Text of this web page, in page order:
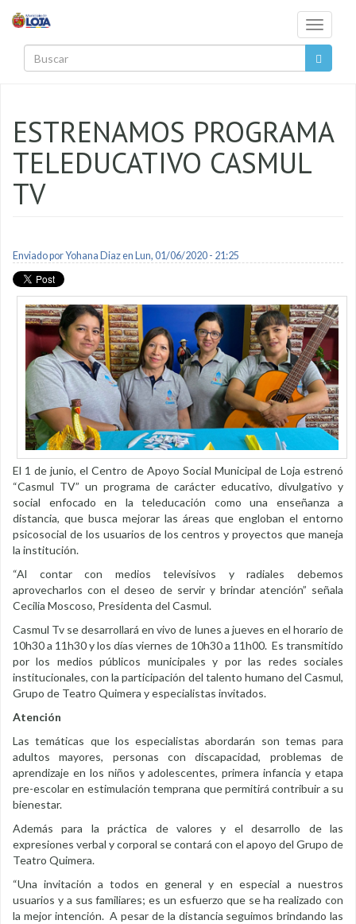
Toggle
ESTRENAMOS PROGRAMA
TELEDUCATIVO CASMUL
TV
Enviado porYohana Diazen Lun, 01/06/2020 - 21:25
El 1 de junio, el Centro de Apoyo Social Municipal de Loja estrenó
“Casmul TV” un programa de carácter educativo, divulgativo y
social enfocado en la teleducación como una enseñanza a
distancia, que busca mejorar las áreas que engloban el entorno
psicosocial de los usuarios de los centros y proyectos que maneja
la institución.
“Al contar con medios televisivos y radiales debemos
aprovecharlos con el deseo de servir y brindar atención” señala
Cecilia Moscoso, Presidenta del Casmul.
Casmul Tv se desarrollará en vivo de lunes a jueves en el horario de
10h30 a 11h30 y los días viernes de 10h30 a 11h00. Es transmitido
por los medios públicos municipales y por las redes sociales
institucionales, con la participación del talento humano del Casmul,
Grupo de Teatro Quimera y especialistas invitados.
Atención
Las temáticas que los especialistas abordarán son temas para
adultos mayores, personas con discapacidad, problemas de
aprendizaje en los niños y adolescentes, primera infancia y etapa
pre-escolar en estimulación temprana que permitirá contribuir a su
bienestar.
Además para la práctica de valores y el desarrollo de las
expresiones verbal y corporal se contará con el apoyo del Grupo de
Teatro Quimera.
“Una invitación a todos en general y en especial a nuestros
usuarios y a sus familiares; es un esfuerzo que se ha realizado con
la mejor intención. A pesar de la distancia seguimos brindando las